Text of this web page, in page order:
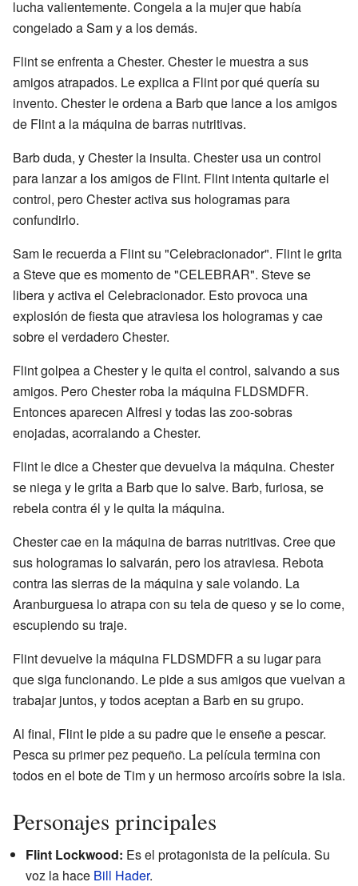
lucha valientemente. Congela a la mujer que había
congelado a Sam y a los demás.
Flint se enfrenta a Chester. Chester le muestra a sus
amigos atrapados. Le explica a Flint por qué quería su
invento. Chester le ordena a Barb que lance a los amigos
de Flint a la máquina de barras nutritivas.
Barb duda, y Chester la insulta. Chester usa un control
para lanzar a los amigos de Flint. Flint intenta quitarle el
control, pero Chester activa sus hologramas para
confundirlo.
Sam le recuerda a Flint su "Celebracionador". Flint le grita
a Steve que es momento de "CELEBRAR". Steve se
libera y activa el Celebracionador. Esto provoca una
explosión de fiesta que atraviesa los hologramas y cae
sobre el verdadero Chester.
Flint golpea a Chester y le quita el control, salvando a sus
amigos. Pero Chester roba la máquina FLDSMDFR.
Entonces aparecen Alfresi y todas las zoo-sobras
enojadas, acorralando a Chester.
Flint le dice a Chester que devuelva la máquina. Chester
se niega y le grita a Barb que lo salve. Barb, furiosa, se
rebela contra él y le quita la máquina.
Chester cae en la máquina de barras nutritivas. Cree que
sus hologramas lo salvarán, pero los atraviesa. Rebota
contra las sierras de la máquina y sale volando. La
Aranburguesa lo atrapa con su tela de queso y se lo come,
escupiendo su traje.
Flint devuelve la máquina FLDSMDFR a su lugar para
que siga funcionando. Le pide a sus amigos que vuelvan a
trabajar juntos, y todos aceptan a Barb en su grupo.
Al final, Flint le pide a su padre que le enseñe a pescar.
Pesca su primer pez pequeño. La película termina con
todos en el bote de Tim y un hermoso arcoíris sobre la isla.
Personajes principales
Flint Lockwood: Es el protagonista de la película. Su
voz la hace Bill Hader.